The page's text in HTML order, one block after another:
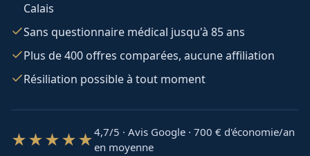
Calais
Sans questionnaire médical jusqu'à 85 ans
Plus de 400 offres comparées, aucune affiliation
Résiliation possible à tout moment
★★★★★4,7/5 · Avis Google · 700 € d'économie/an
en moyenne